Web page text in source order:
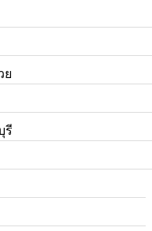
ย
รี